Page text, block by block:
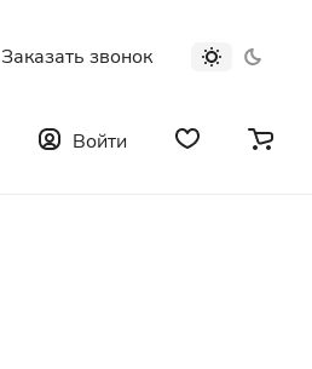
Заказать звонок
Войти